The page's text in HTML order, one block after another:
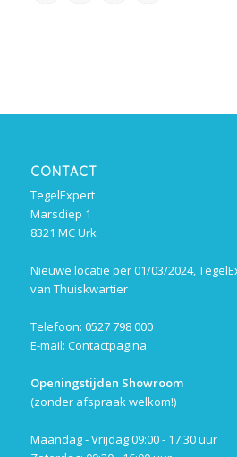
CONTACT
TegelExpert
Marsdiep 1
8321 MC Urk
Nieuwe locatie per 01/03/2024,
van Thuiskwartier
Telefoon: 0527 798 000
E-mail: Contactpagina
Openingstijden Showroom
(zonder afspraak welkom!)
Maandag - Vrijdag 09:00 - 17:30 uur